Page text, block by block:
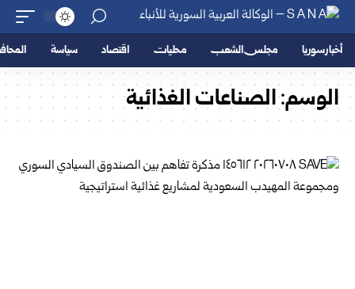
أخبار سوريا مجلس الشعب محليات اقتصاد سياسة
الوسم:الصناعات الغذائية